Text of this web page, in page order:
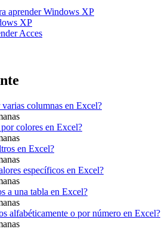
aprender Windows XP
XP
Acces
columnas en Excel?
colores en Excel?
en Excel?
específicos en Excel?
a una tabla en Excel?
alfabéticamente o por número en Excel?